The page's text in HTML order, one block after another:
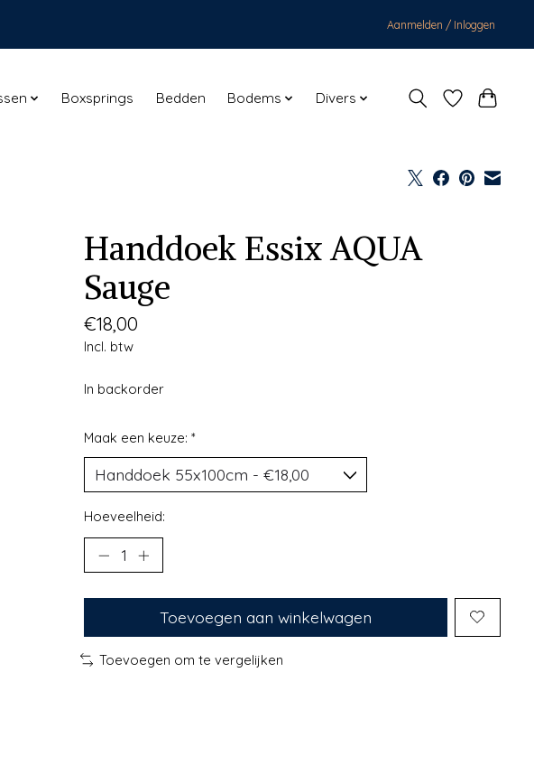
Aanmelden / Inloggen
Boxsprings Bedden Bodems Divers
Handdoek Essix AQUA
Sauge
€18,00
Incl. btw
In backorder
Maak een keuze:*
Hoeveelheid:
Toevoegen aan winkelwagen
Toevoegen om te vergelijken